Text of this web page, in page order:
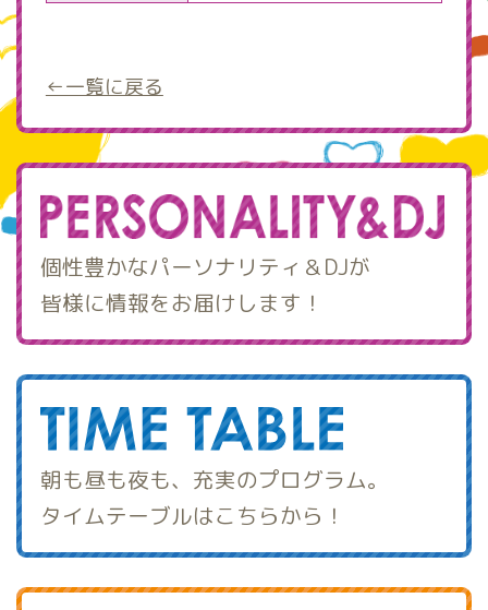
←一覧に戻る
個性豊かなパーソナリティ＆DJが
皆様に情報をお届けします！
朝も昼も夜も、充実のプログラム。
タイムテーブルはこちらから！